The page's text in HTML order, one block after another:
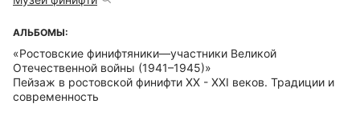
АЛЬБОМЫ:
«Ростовские финифтяники—участники Великой
Отечественной войны (1941–1945)»
Пейзаж в ростовской финифти ХХ - ХХI веков. Традиции и
современность